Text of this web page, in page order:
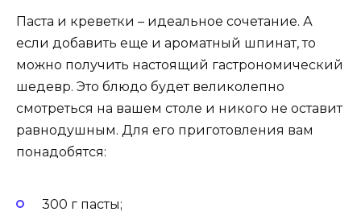
Паста и креветки – идеальное сочетание. А
если добавить еще и ароматный шпинат, то
можно получить настоящий гастрономический
шедевр. Это блюдо будет великолепно
смотреться на вашем столе и никого не оставит
равнодушным. Для его приготовления вам
понадобятся:
300 г пасты;